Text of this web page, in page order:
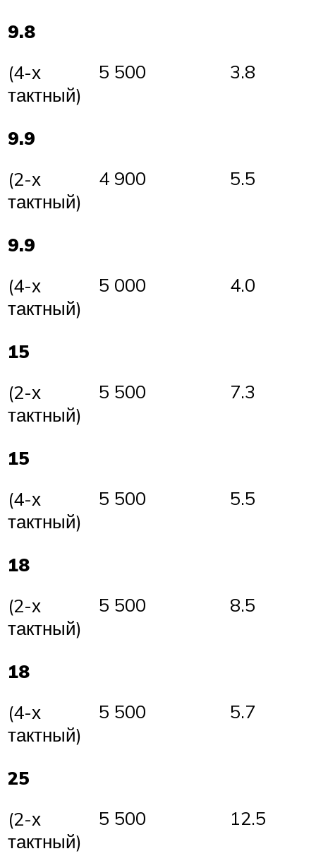
9.8
(4-х
тактный)
5 500 3.8
9.9
(2-х
тактный)
4 900 5.5
9.9
(4-х
тактный)
5 000 4.0
15
(2-х
тактный)
5 500 7.3
15
(4-х
тактный)
5 500 5.5
18
(2-х
тактный)
5 500 8.5
18
(4-х
тактный)
5 500 5.7
25
(2-х
тактный)
5 500 12.5